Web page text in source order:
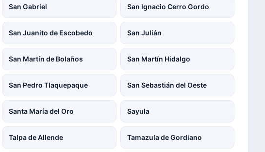
San Gabriel San Ignacio Cerro Gordo
San Juanito de Escobedo San Julián
San Martín de Bolaños San Martín Hidalgo
San Pedro Tlaquepaque San Sebastián del Oeste
Santa María del Oro Sayula
Talpa de Allende Tamazula de Gordiano